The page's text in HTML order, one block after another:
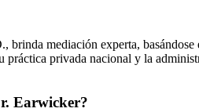
mediación experta,
práctica privada nacional y la
Earwicker?